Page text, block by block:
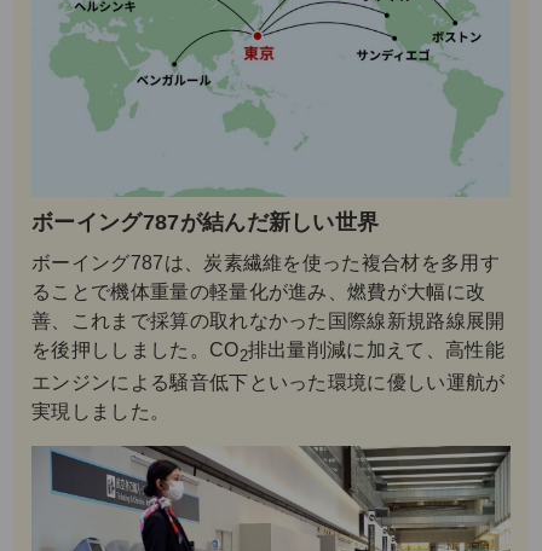
ボーイング787が結んだ新しい世界
ボーイング787は、炭素繊維を使った複合材を多用す
ることで機体重量の軽量化が進み、燃費が大幅に改
善、これまで採算の取れなかった国際線新規路線展開
を後押ししました。CO2排出量削減に加えて、高性能
エンジンによる騒音低下といった環境に優しい運航が
実現しました。